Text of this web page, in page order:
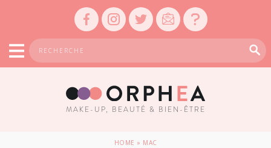
MAKE-UP, BEAUTÉ & BIEN-ÊTRE
HOME » MAC